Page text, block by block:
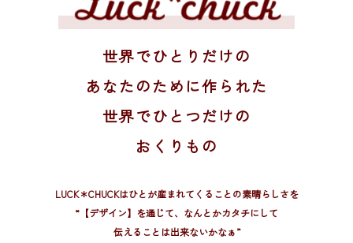
世界でひとりだけの
あなたのために作られた
世界でひとつだけの
おくりもの
LUCK＊CHUCKはひとが産まれてくることの素晴らしさを
“【デザイン】を通じて、 なんとかカタチにして
伝えることは出来ないかなぁ”